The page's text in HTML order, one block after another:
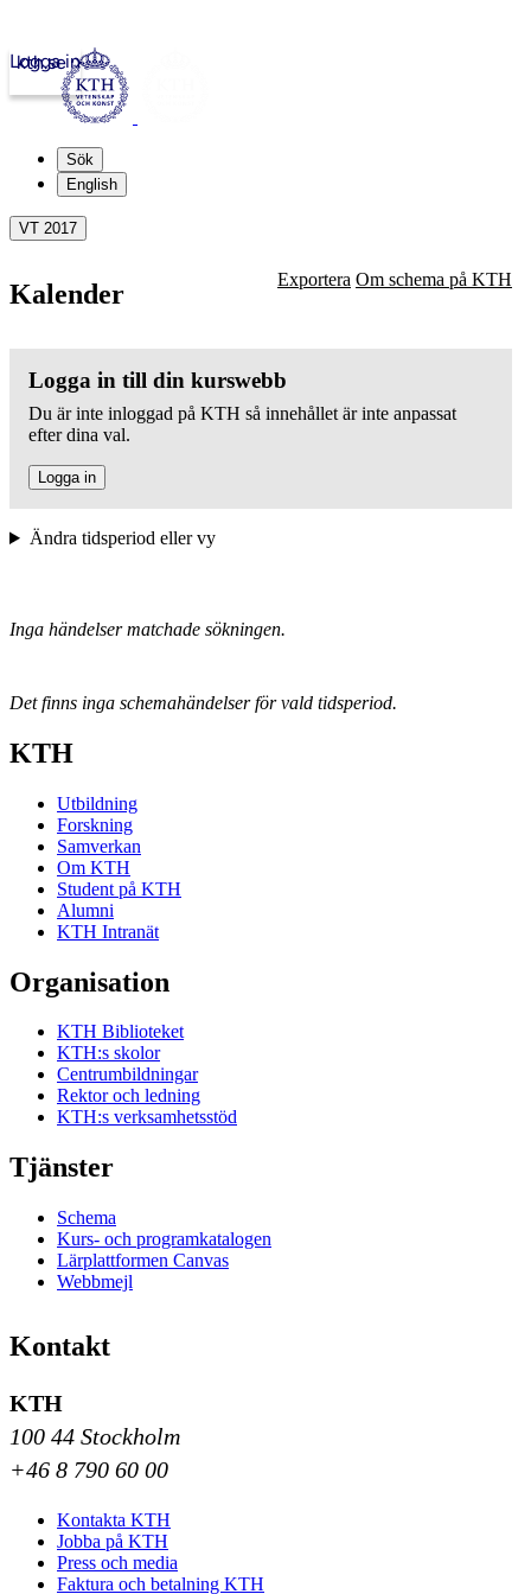
kth.se
Logga in
Sök
English
VT 2017
Kalender Exportera Om schema på KTH
Logga in till din kurswebb
Du är inte inloggad på KTH så innehållet är inte anpassat
efter dina val.
Logga in
Ändra tidsperiod eller vy
Inga händelser matchade sökningen.
Det finns inga schemahändelser för vald tidsperiod.
KTH
Utbildning
Forskning
Samverkan
Om KTH
Student på KTH
Alumni
KTH Intranät
Organisation
KTH Biblioteket
KTH:s skolor
Centrumbildningar
Rektor och ledning
KTH:s verksamhetsstöd
Tjänster
Schema
Kurs- och programkatalogen
Lärplattformen Canvas
Webbmejl
Kontakt
KTH
100 44 Stockholm
+46 8 790 60 00
Kontakta KTH
Jobba på KTH
Press och media
Faktura och betalning KTH